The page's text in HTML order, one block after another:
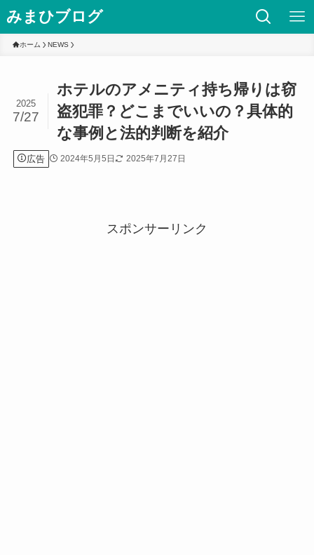
みまひブログ
ホーム NEWS
ホテルのアメニティ持ち帰りは窃
盗犯罪？どこまでいいの？具体的
な事例と法的判断を紹介
2025
7/27
広告 2024年5月5日 2025年7月27日
スポンサーリンク